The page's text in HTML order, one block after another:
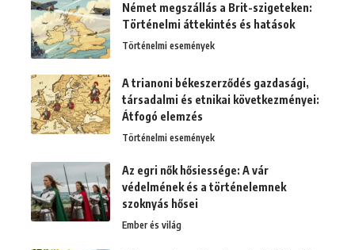
Német megszállás a Brit-szigeteken:
Történelmi áttekintés és hatások
Történelmi események
A trianoni békeszerződés gazdasági,
társadalmi és etnikai következményei:
Átfogó elemzés
Történelmi események
Az egri nők hősiessége: A vár
védelmének és a történelemnek
szoknyás hősei
Ember és világ